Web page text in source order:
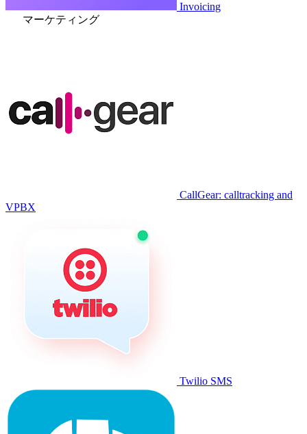
Invoicing
マーケティング
CallGear: calltracking and
VPBX
Twilio SMS